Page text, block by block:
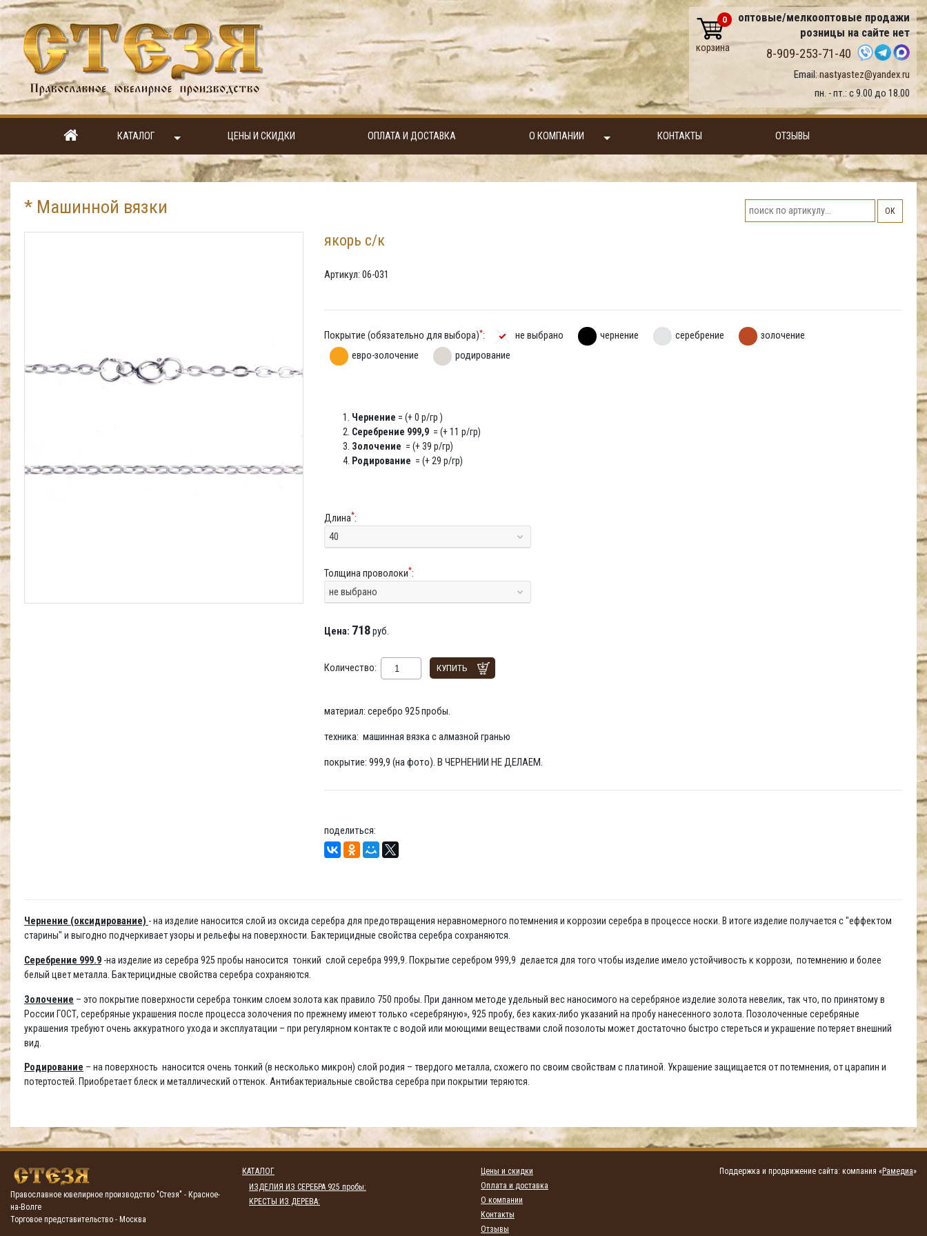
оптовые/мелкооптовые продажи
розницы на сайте нет
8-909-253-71-40
Email:nastyastez@yandex.ru
пн. - пт.: с 9.00 до 18.00
0
корзина
КАТАЛОГ ЦЕНЫ И СКИДКИ ОПЛАТА И ДОСТАВКА О КОМПАНИИ КОНТАКТЫ ОТЗЫВЫ
* Машинной вязки ОК
якорь с/к
Артикул: 06-031
Покрытие (обязательно для выбора)*: не выбрано чернение серебрение
золочение
евро-золочение
родирование
Чернение = (+ 0 р/гр )
Серебрение 999,9 = (+ 11 р/гр)
Золочение = (+ 39 р/гр)
Родирование = (+ 29 р/гр)
Длина*:
40
Толщина проволоки*:
не выбрано
Цена: 718руб.
Количество: КУПИТЬ
материал: серебро 925 пробы.
техника: машинная вязка с алмазной гранью
покрытие: 999,9 (на фото). В ЧЕРНЕНИИ НЕ ДЕЛАЕМ.
поделиться:
Чернение (оксидирование) - на изделие наносится слой из оксида серебра для предотвращения неравномерного потемнения и коррозии серебра в процессе носки. В итоге изделие получается с "еффектом
старины" и выгодно подчеркивает узоры и рельефы на поверхности. Бактерицидные свойства серебра сохраняются.
Серебрение 999.9 -на изделие из серебра 925 пробы наносится тонкий слой серебра 999,9. Покрытие серебром 999,9 делается для того чтобы изделие имело устойчивость к коррози, потемнению и более
белый цвет металла. Бактерицидные свойства серебра сохраняются.
Золочение – это покрытие поверхности серебра тонким слоем золота как правило 750 пробы. При данном методе удельный вес наносимого на серебряное изделие золота невелик, так что, по принятому в
России ГОСТ, серебряные украшения после процесса золочения по прежнему имеют только «серебряную», 925 пробу, без каких-либо указаний на пробу нанесенного золота. Позолоченные серебряные
украшения требуют очень аккуратного ухода и эксплуатации – при регулярном контакте с водой или моющими веществами слой позолоты может достаточно быстро стереться и украшение потеряет внешний
вид.
Родирование – на поверхность наносится очень тонкий (в несколько микрон) слой родия – твердого металла, схожего по своим свойствам с платиной. Украшение защищается от потемнения, от царапин и
потертостей. Приобретает блеск и металлический оттенок. Антибактериальные свойства серебра при покрытии теряются.
Православное ювелирное производство "Стезя" - Красное-
на-Волге
Торговое представительство - Москва
КАТАЛОГ
ИЗДЕЛИЯ ИЗ СЕРЕБРА 925 пробы:
КРЕСТЫ ИЗ ДЕРЕВА:
Цены и скидки
Оплата и доставка
О компании
Контакты
Отзывы
Поддержка и продвижение сайта: компания «Рамедиа»